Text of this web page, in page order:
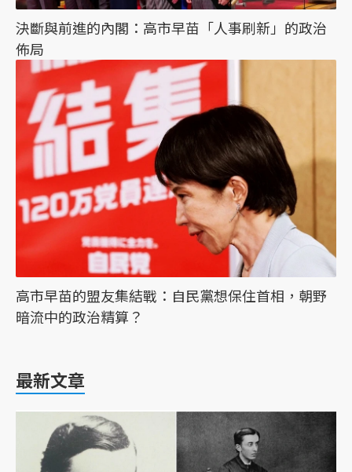
決斷與前進的內閣：高市早苗「人事刷新」的政治
佈局
高市早苗的盟友集結戰：自民黨想保住首相，朝野
暗流中的政治精算？
最新文章